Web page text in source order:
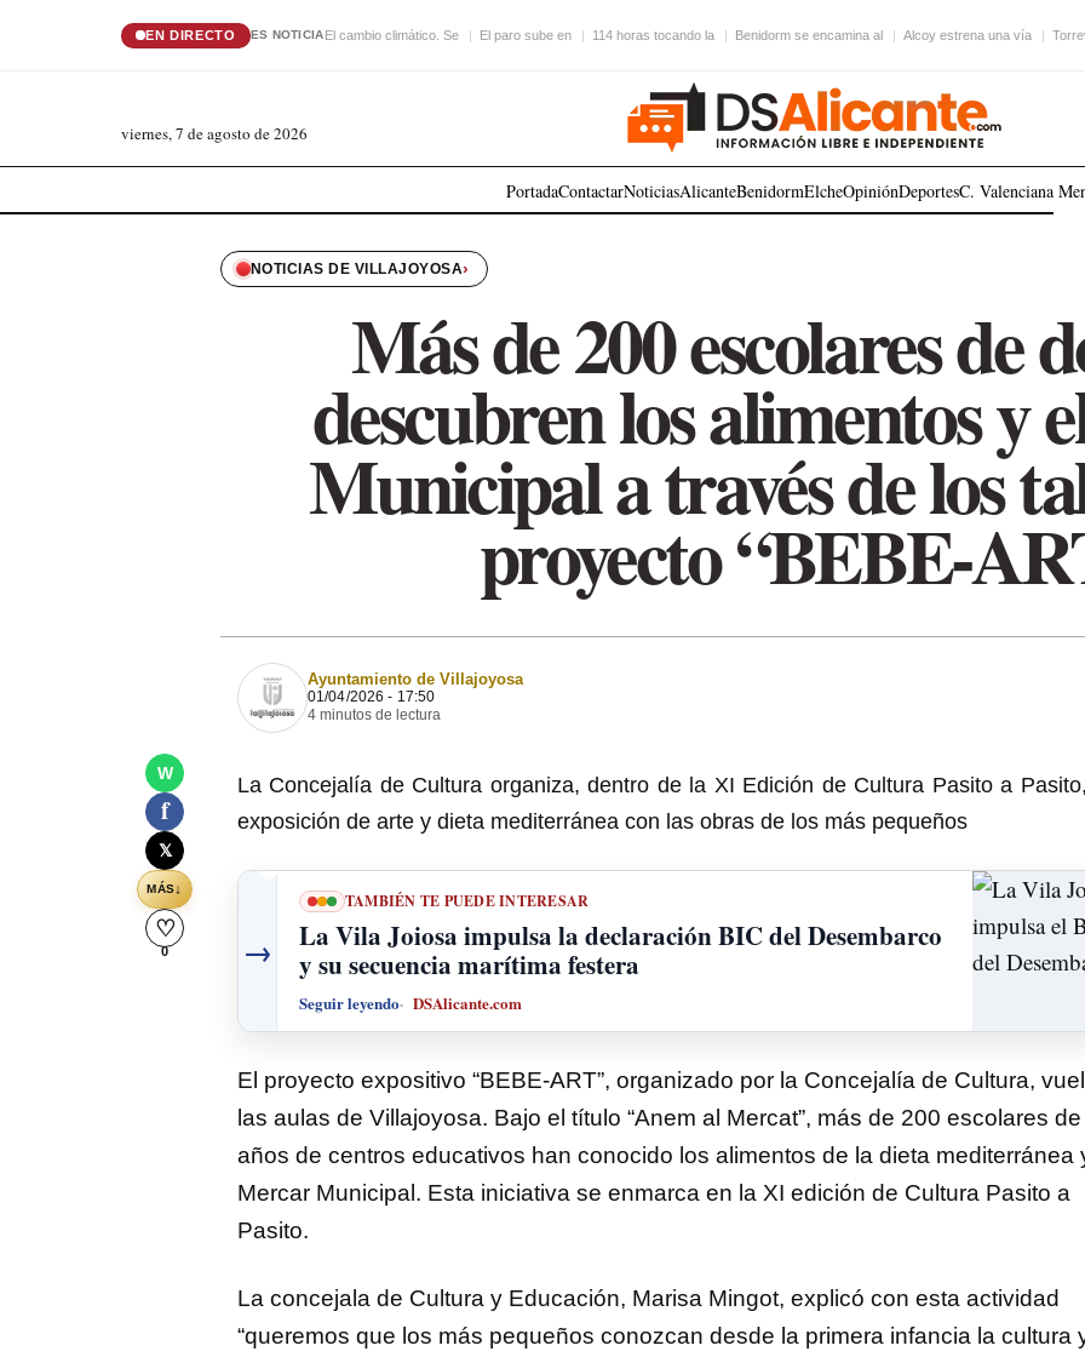
EN DIRECTO ES NOTICIAEl cambio climático. Se El paro sube en 114 horas tocando la Benidorm se encamina al Alcoy estrena una vía
viernes, 7 de agosto de 2026
PortadaContactarNoticiasAlicanteBenidormElcheOpiniónDeportesC. Valenciana
NOTICIAS DE VILLAJOYOSA›
Más de 200 escolares de
descubren los alimentos y
Municipal a través de los
proyecto “BEBE-
W
f
𝕏
MÁS↓
♡
0
Ayuntamiento de Villajoyosa
01/04/2026 - 17:50
4 minutos de lectura
La Concejalía de Cultura organiza, dentro de la XI Edición de Cultura Pasito a
exposición de arte y dieta mediterránea con las obras de los más pequeños
→
TAMBIÉN TE PUEDE INTERESAR
La Vila Joiosa impulsa la declaración BIC del Desembarco
y su secuencia marítima festera
Seguir leyendo DSAlicante.com
El proyecto expositivo “BEBE-ART”, organizado por la Concejalía de Cultura,
las aulas de Villajoyosa. Bajo el título “Anem al Mercat”, más de 200 escolares
años de centros educativos han conocido los alimentos de la dieta mediterránea
Mercar Municipal. Esta iniciativa se enmarca en la XI edición de Cultura Pasito a
Pasito.
La concejala de Cultura y Educación, Marisa Mingot, explicó con esta actividad
“queremos que los más pequeños conozcan desde la primera infancia la cultura